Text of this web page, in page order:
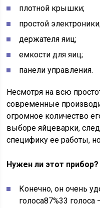
плотной крышки;
простой
держателя яиц;
емкости для яиц;
панели управления.
Несмотря на всю
современные
огромное количество
выборе яйцеварки,
специфику ее работы,
Нужен ли этот прибор?
Конечно, он очень
голоса87%33 голоса